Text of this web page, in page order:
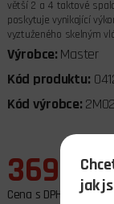
větší 2 a 4 taktové
poskytuje vynikající
vyztuženého skelným
Výrobce: Master
Kód produktu:
Kód výrobce:
369,00
Cena s DPH
jak